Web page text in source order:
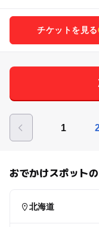
チケットを見る
1
おでかけスポット
北海道